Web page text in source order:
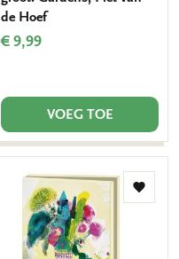
de Hoef
€ 9,99
VOEG TOE